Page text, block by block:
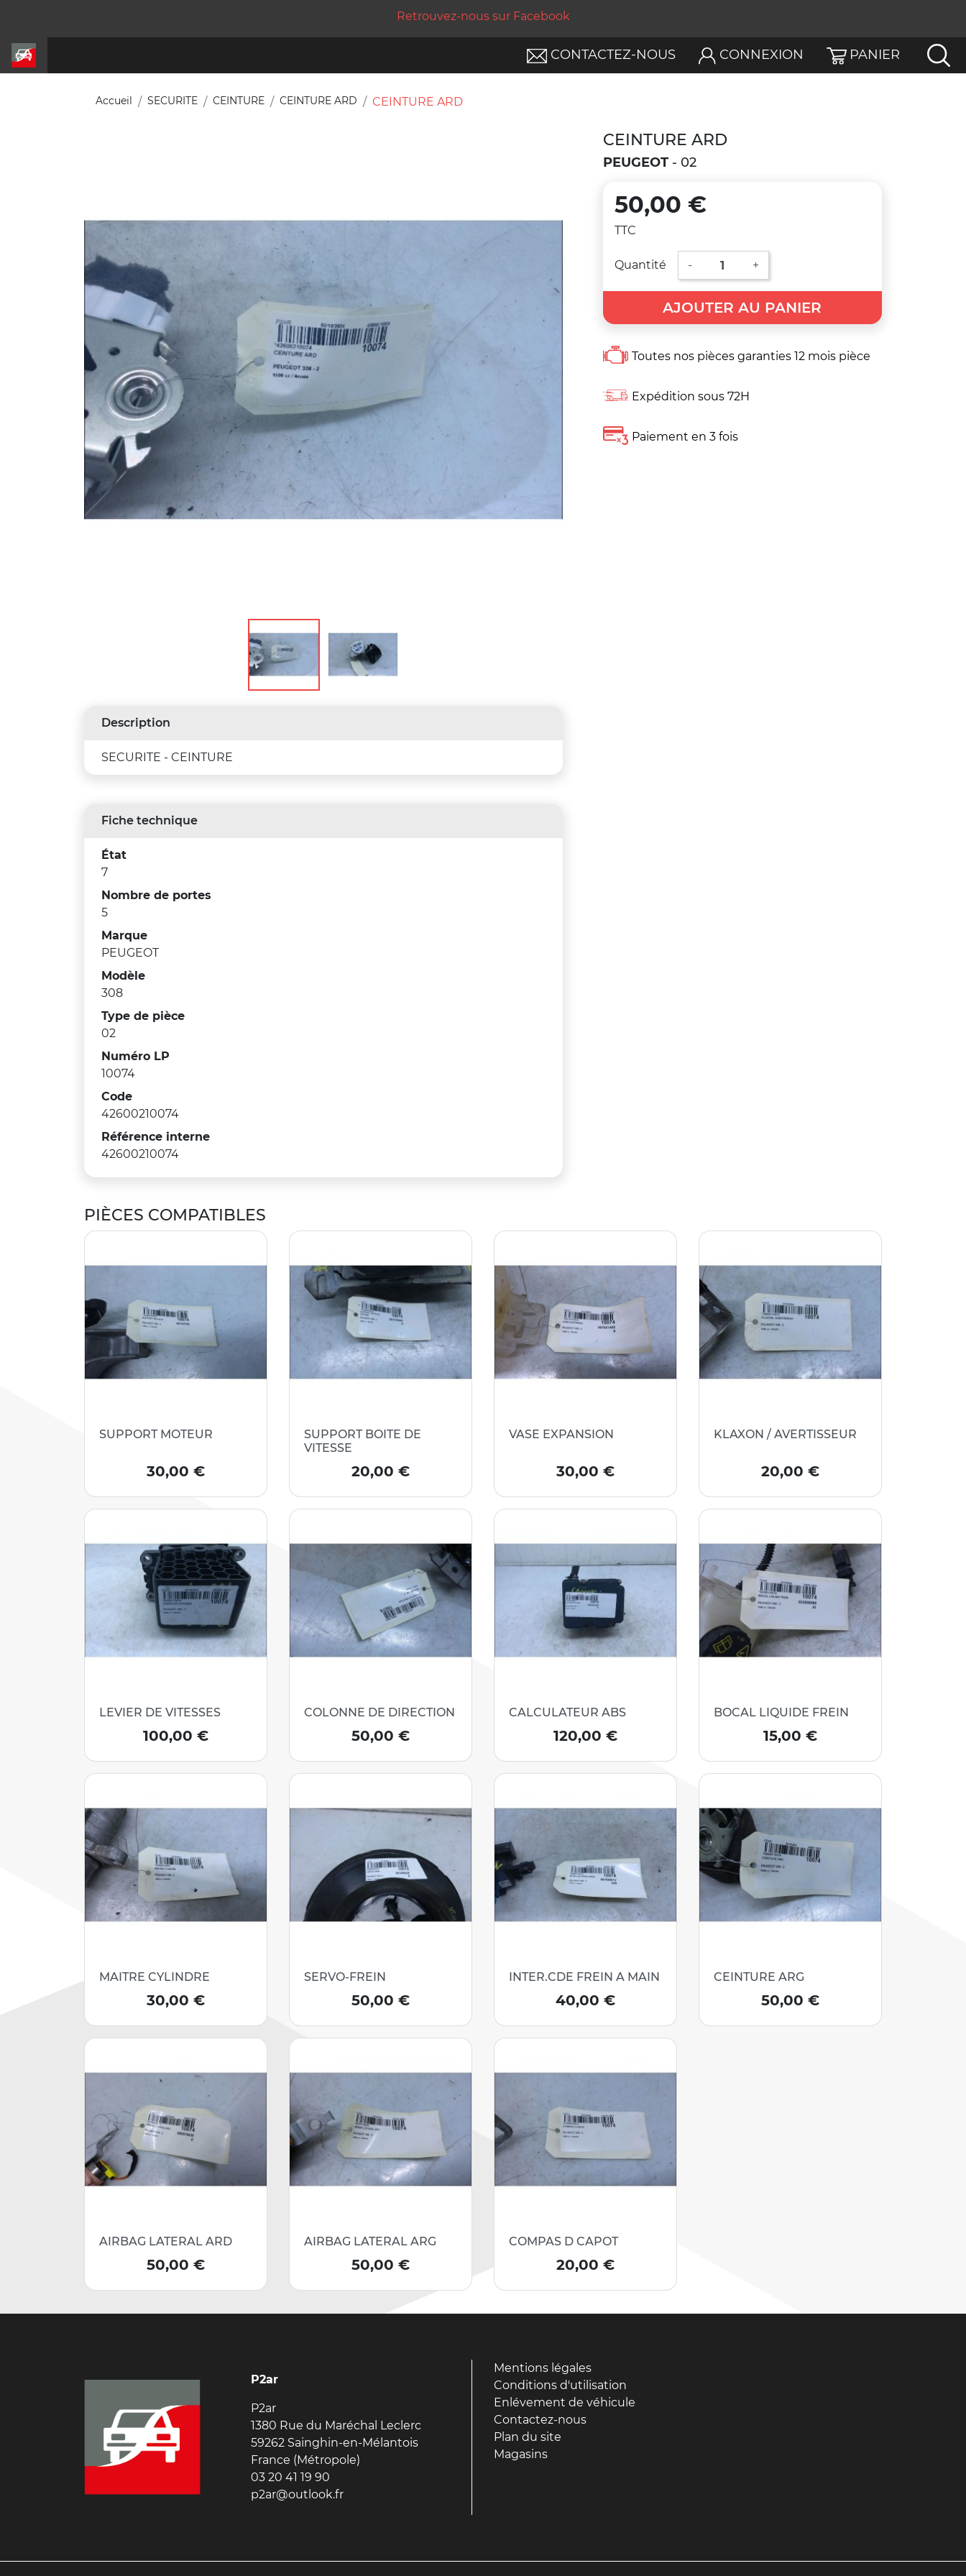
Retrouvez-nous sur Facebook
CONTACTEZ-NOUS CONNEXION PANIER
Accueil SECURITE CEINTURE CEINTURE ARD CEINTURE ARD
Description
SECURITE - CEINTURE
Fiche technique
État
7
Nombre de portes
5
Marque
PEUGEOT
Modèle
308
Type de pièce
02
Numéro LP
10074
Code
42600210074
Référence interne
42600210074
CEINTURE ARD
PEUGEOT- 02
50,00 €
TTC
Quantité - +
AJOUTER AU PANIER
Toutes nos pièces garanties 12 mois pièce
Expédition sous 72H
Paiement en 3 fois
PIÈCES COMPATIBLES
SUPPORT MOTEUR
Prix
30,00 €
SUPPORT BOITE DE
VITESSE
Prix
20,00 €
VASE EXPANSION
Prix
30,00 €
KLAXON / AVERTISSEUR
Prix
20,00 €
LEVIER DE VITESSES
Prix
100,00 €
COLONNE DE DIRECTION
Prix
50,00 €
CALCULATEUR ABS
Prix
120,00 €
BOCAL LIQUIDE FREIN
Prix
15,00 €
MAITRE CYLINDRE
Prix
30,00 €
SERVO-FREIN
Prix
50,00 €
INTER.CDE FREIN A MAIN
Prix
40,00 €
CEINTURE ARG
Prix
50,00 €
AIRBAG LATERAL ARD
Prix
50,00 €
AIRBAG LATERAL ARG
Prix
50,00 €
COMPAS D CAPOT
Prix
20,00 €
P2ar
P2ar
1380 Rue du Maréchal Leclerc
59262 Sainghin-en-Mélantois
France (Métropole)
03 20 41 19 90
p2ar@outlook.fr
Mentions légales
Conditions d'utilisation
Enlévement de véhicule
Contactez-nous
Plan du site
Magasins